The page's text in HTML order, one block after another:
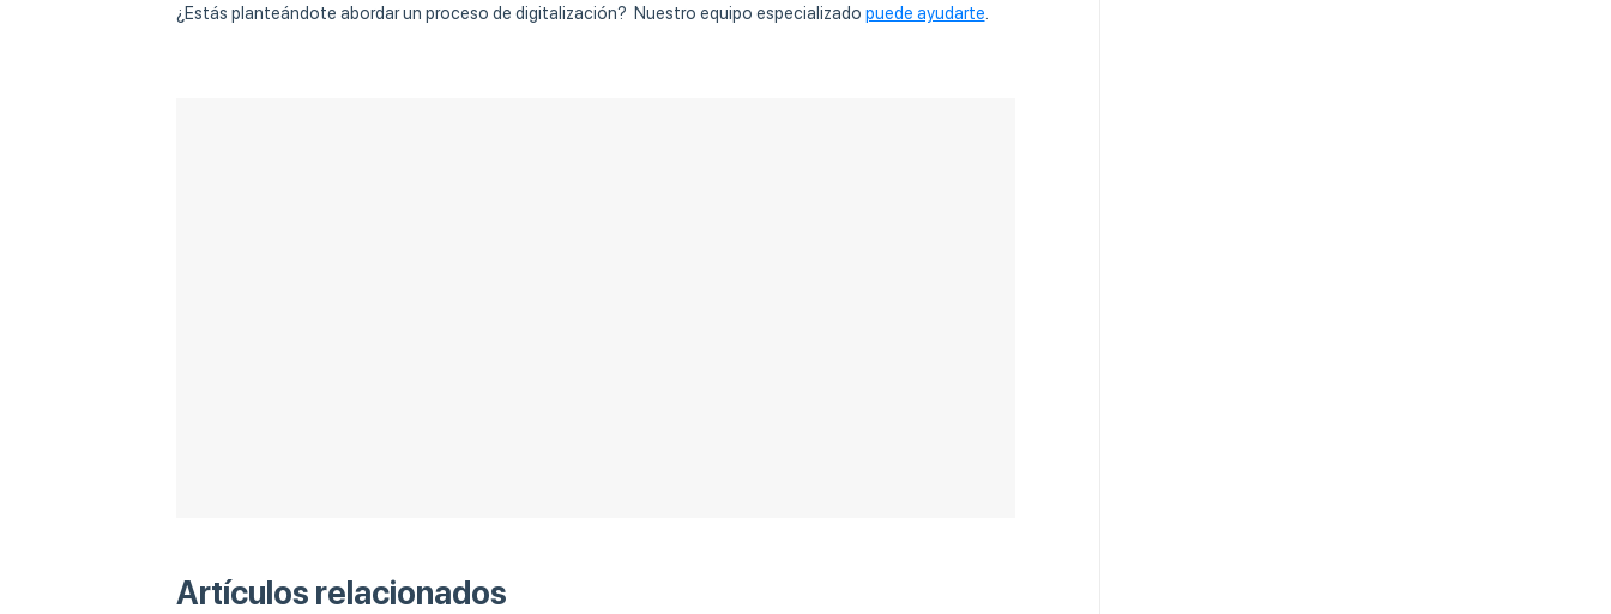
¿Estás planteándote abordar un proceso de digitalización? Nuestro equipo especializado puede ayudarte
Artículos relacionados